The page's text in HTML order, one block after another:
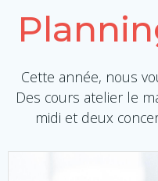
Cette année, nous
Des cours atelier le
midi et deux